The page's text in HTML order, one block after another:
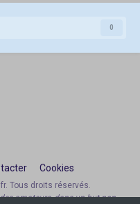
0
Cookies
Tous droits réservés.
amateurs, dans un but non